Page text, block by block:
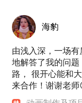
海豹
由浅入深，一场
地解答了我的问
路， 很开心能和
来合作！谢谢老师